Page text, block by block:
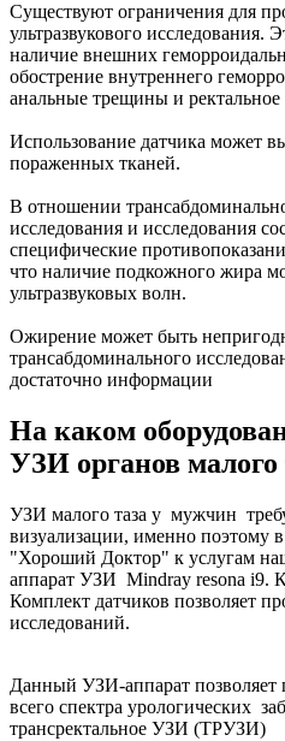
Существуют ограничения для
ультразвукового исследования.
наличие внешних
обострение внутреннего
анальные трещины и ректальное
Использование датчика может
пораженных тканей.
В отношении
исследования и исследования
специфические
что наличие подкожного жира
ультразвуковых волн.
Ожирение может быть
трансабдоминального
достаточно информации
На каком
УЗИ органов
УЗИ малого таза у мужчин
визуализации, именно поэтому
"Хороший Доктор" к услугам
аппарат УЗИ Mindray resona i9.
Комплект датчиков позволяет
исследований.
Данный УЗИ-аппарат позволяет
всего спектра урологических
трансректальное УЗИ (ТРУЗИ)